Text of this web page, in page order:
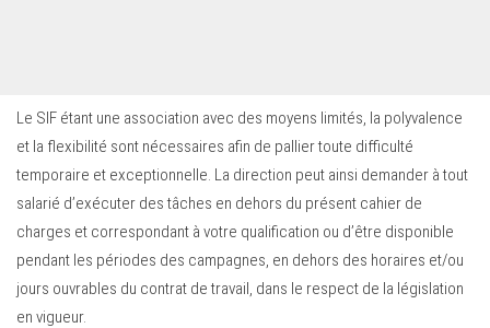
Le SIF étant une association avec des moyens limités, la polyvalence
et la flexibilité sont nécessaires afin de pallier toute difficulté
temporaire et exceptionnelle. La direction peut ainsi demander à tout
salarié d’exécuter des tâches en dehors du présent cahier de
charges et correspondant à votre qualification ou d’être disponible
pendant les périodes des campagnes, en dehors des horaires et/ou
jours ouvrables du contrat de travail, dans le respect de la législation
en vigueur.